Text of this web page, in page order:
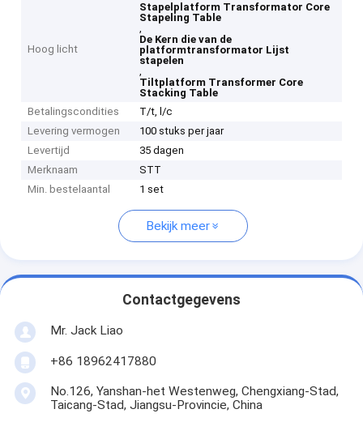
Hoog licht
Stapelplatform Transformator Core
Stapeling Table
,
De Kern die van de
platformtransformator Lijst
stapelen
,
Tiltplatform Transformer Core
Stacking Table
Betalingscondities
T/t, l/c
Levering vermogen
100 stuks per jaar
Levertijd
35 dagen
Merknaam
STT
Min. bestelaantal
1 set
Bekijk meer
Contactgegevens
Mr. Jack Liao
+86 18962417880
No.126, Yanshan-het Westenweg, Chengxiang-Stad,
Taicang-Stad, Jiangsu-Provincie, China